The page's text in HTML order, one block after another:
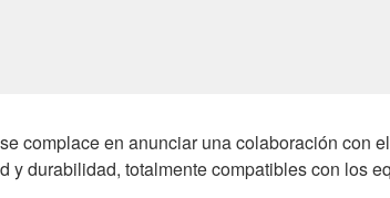
complace en anunciar una colaboración con
durabilidad, totalmente compatibles con los